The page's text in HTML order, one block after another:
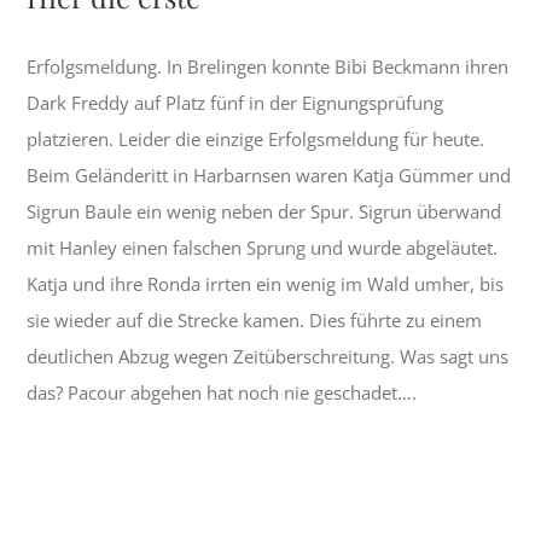
Erfolgsmeldung. In Brelingen konnte Bibi Beckmann ihren
Dark Freddy auf Platz fünf in der Eignungsprüfung
platzieren. Leider die einzige Erfolgsmeldung für heute.
Beim Geländeritt in Harbarnsen waren Katja Gümmer und
Sigrun Baule ein wenig neben der Spur. Sigrun überwand
mit Hanley einen falschen Sprung und wurde abgeläutet.
Katja und ihre Ronda irrten ein wenig im Wald umher, bis
sie wieder auf die Strecke kamen. Dies führte zu einem
deutlichen Abzug wegen Zeitüberschreitung. Was sagt uns
das? Pacour abgehen hat noch nie geschadet….